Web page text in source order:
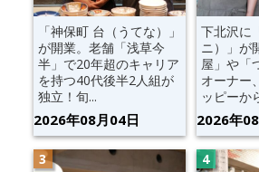
「神保町 台（うてな）」
が開業。老舗「浅草今
半」で20年超のキャリア
を持つ40代後半2人組が
独立！旬...
2026年08月04日
下北沢に
ニ）」が
屋」や「
オーナー
ッピーか
2026年